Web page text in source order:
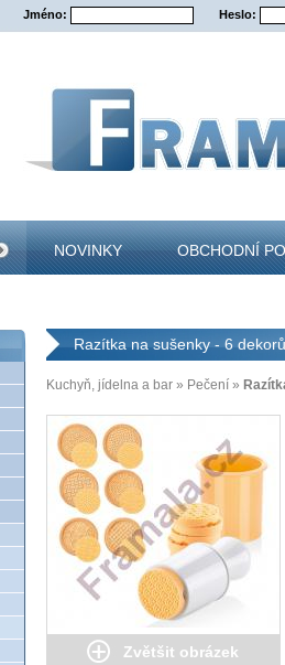
Jméno: Heslo:
NOVINKY OBCHODNÍ
Razítka na sušenky - 6 dekorů
Kuchyň, jídelna a bar » Pečení »
Zvětšit obrázek